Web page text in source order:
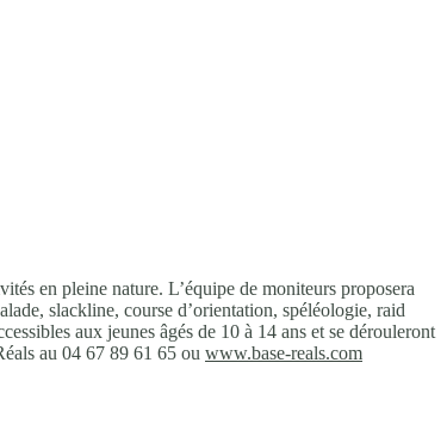
en pleine nature. L’équipe de moniteurs proposera
slackline, course d’orientation, spéléologie, raid
aux jeunes âgés de 10 à 14 ans et se dérouleront
au 04 67 89 61 65 ou www.base-reals.com